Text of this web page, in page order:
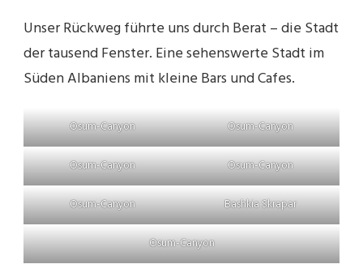
Unser Rückweg führte uns durch Berat – die Stadt
der tausend Fenster. Eine sehenswerte Stadt im
Süden Albaniens mit kleine Bars und Cafes.
Osum-Canyon Osum-Canyon
Osum-Canyon Osum-Canyon
Osum-Canyon Bashkia Skrapar
Osum-Canyon